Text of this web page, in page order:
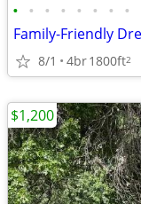
• • • • • • • •
Family-Friendly
8/1 4br1800ft2
$1,200